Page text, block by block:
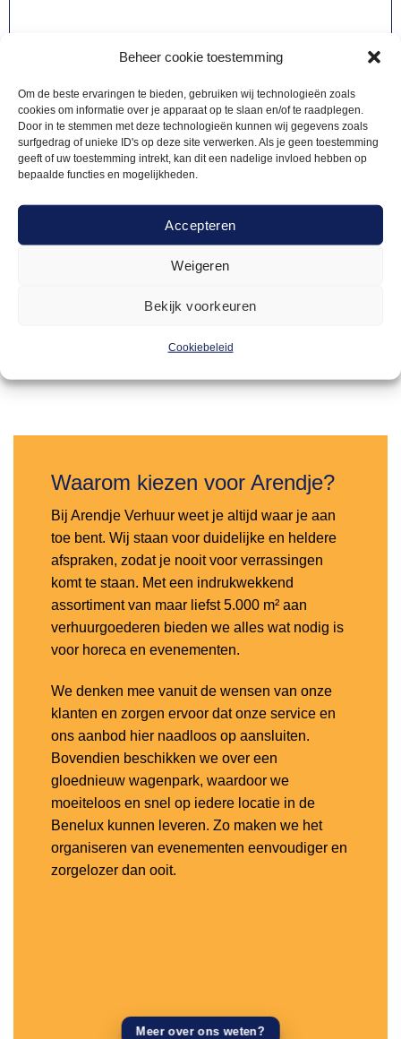
Beheer cookie toestemming
Om de beste ervaringen te bieden, gebruiken wij technologieën zoals
cookies om informatie over je apparaat op te slaan en/of te raadplegen.
Door in te stemmen met deze technologieën kunnen wij gegevens zoals
surfgedrag of unieke ID's op deze site verwerken. Als je geen toestemming
geeft of uw toestemming intrekt, kan dit een nadelige invloed hebben op
bepaalde functies en mogelijkheden.
Accepteren
Weigeren
Bekijk voorkeuren
Cookiebeleid
BUFFETROKKEN
Waarom kiezen voor Arendje?
Bij Arendje Verhuur weet je altijd waar je aan
toe bent. Wij staan voor duidelijke en heldere
afspraken, zodat je nooit voor verrassingen
komt te staan. Met een indrukwekkend
assortiment van maar liefst 5.000 m² aan
verhuurgoederen bieden we alles wat nodig is
voor horeca en evenementen.
We denken mee vanuit de wensen van onze
klanten en zorgen ervoor dat onze service en
ons aanbod hier naadloos op aansluiten.
Bovendien beschikken we over een
gloednieuw wagenpark, waardoor we
moeiteloos en snel op iedere locatie in de
Benelux kunnen leveren. Zo maken we het
organiseren van evenementen eenvoudiger en
zorgelozer dan ooit.
Meer over ons weten?